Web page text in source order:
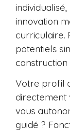
innovation
curriculaire.
potentiels
Votre profil
directement
vous
guidé ?